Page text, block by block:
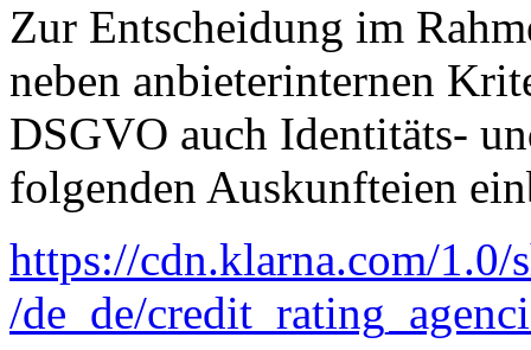
Zur Entscheidung im
neben anbieterinternen
DSGVO auch Identitäts-
folgenden Auskunfteien
https://cdn.klarna.com/1.0/
/de_de/